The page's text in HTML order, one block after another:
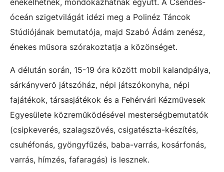
óceán szigetvilágát idézi meg a Polinéz Táncok
Stúdiójának bemutatója, majd Szabó Ádám zenész,
énekes műsora szórakoztatja a közönséget.
A délután során, 15-19 óra között mobil kalandpálya,
sárkányverő játszóház, népi játszókonyha, népi
fajátékok, társasjátékok és a Fehérvári Kézművesek
Egyesülete közreműködésével mesterségbemutatók
(csipkeverés, szalagszövés, csigatészta-készítés,
csuhéfonás, gyöngyfűzés, baba-varrás, kosárfonás,
varrás, hímzés, fafaragás) is lesznek.